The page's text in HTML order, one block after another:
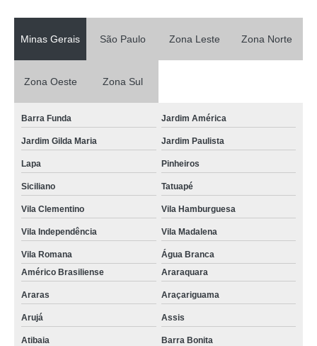
Minas Gerais São Paulo Zona Leste Zona Norte
Zona Oeste Zona Sul
Barra Funda Jardim América
Jardim Gilda Maria Jardim Paulista
Lapa Pinheiros
Siciliano Tatuapé
Vila Clementino Vila Hamburguesa
Vila Independência Vila Madalena
Vila Romana
Água Branca
Américo Brasiliense
Araraquara
Araras Araçariguama
Arujá Assis
Atibaia Barra Bonita